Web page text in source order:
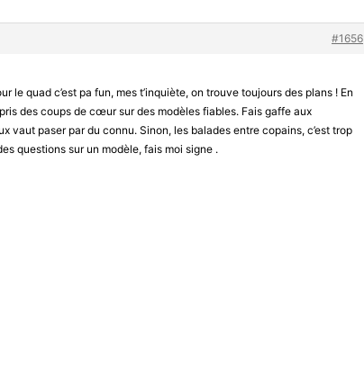
#1656
le quad c’est pa fun, mes t’inquiète, on trouve toujours des plans ! En
des coups de cœur sur des modèles fiables. Fais gaffe aux
vaut paser par du connu. Sinon, les balades entre copains, c’est trop
questions sur un modèle, fais moi signe .